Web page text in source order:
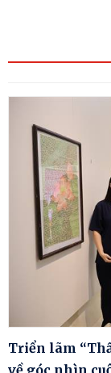
Triển lãm
về góc nhìn